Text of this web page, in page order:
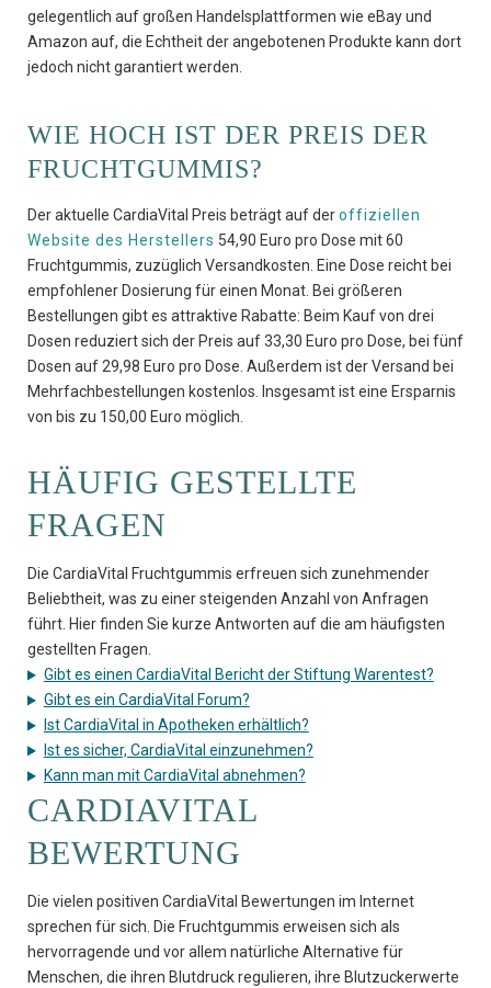
gelegentlich auf großen Handelsplattformen wie eBay und
Amazon auf, die Echtheit der angebotenen Produkte kann dort
jedoch nicht garantiert werden.
WIE HOCH IST DER PREIS DER
FRUCHTGUMMIS?
Der aktuelle CardiaVital Preis beträgt auf deroffiziellen
Website des Herstellers 54,90 Euro pro Dose mit 60
Fruchtgummis, zuzüglich Versandkosten. Eine Dose reicht bei
empfohlener Dosierung für einen Monat. Bei größeren
Bestellungen gibt es attraktive Rabatte: Beim Kauf von drei
Dosen reduziert sich der Preis auf 33,30 Euro pro Dose, bei fünf
Dosen auf 29,98 Euro pro Dose. Außerdem ist der Versand bei
Mehrfachbestellungen kostenlos. Insgesamt ist eine Ersparnis
von bis zu 150,00 Euro möglich.
HÄUFIG GESTELLTE
FRAGEN
Die CardiaVital Fruchtgummis erfreuen sich zunehmender
Beliebtheit, was zu einer steigenden Anzahl von Anfragen
führt. Hier finden Sie kurze Antworten auf die am häufigsten
gestellten Fragen.
Gibt es einen CardiaVital Bericht der Stiftung Warentest?
Gibt es ein CardiaVital Forum?
Ist CardiaVital in Apotheken erhältlich?
Ist es sicher, CardiaVital einzunehmen?
Kann man mit CardiaVital abnehmen?
CARDIAVITAL
BEWERTUNG
Die vielen positiven CardiaVital Bewertungen im Internet
sprechen für sich. Die Fruchtgummis erweisen sich als
hervorragende und vor allem natürliche Alternative für
Menschen, die ihren Blutdruck regulieren, ihre Blutzuckerwerte